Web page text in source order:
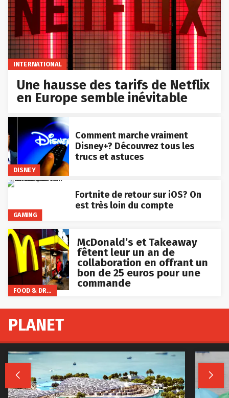
INTERNATIONAL
Une hausse des tarifs de Netflix
en Europe semble inévitable
DISNEY
Comment marche vraiment
Disney+? Découvrez tous les
trucs et astuces
GAMING
Fortnite de retour sur iOS? On
est très loin du compte
FOOD & DRINKS
McDonald’s et Takeaway
fêtent leur un an de
collaboration en offrant un
bon de 25 euros pour une
commande
PLANET
 